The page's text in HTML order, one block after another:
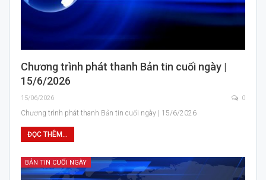
Chương trình phát thanh Bản tin cuối ngày |
15/6/2026
15/06/2026 0
Chương trình phát thanh Bản tin cuối ngày | 15/6/2026
ĐỌC THÊM...
BẢN TIN CUỐI NGÀY